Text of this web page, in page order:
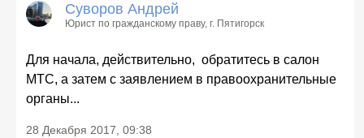
Суворов Андрей
Юрист по гражданскому праву, г. Пятигорск
Для начала, действительно, обратитесь в салон
МТС, а затем с заявлением в правоохранительные
органы...
28 Декабря 2017, 09:38